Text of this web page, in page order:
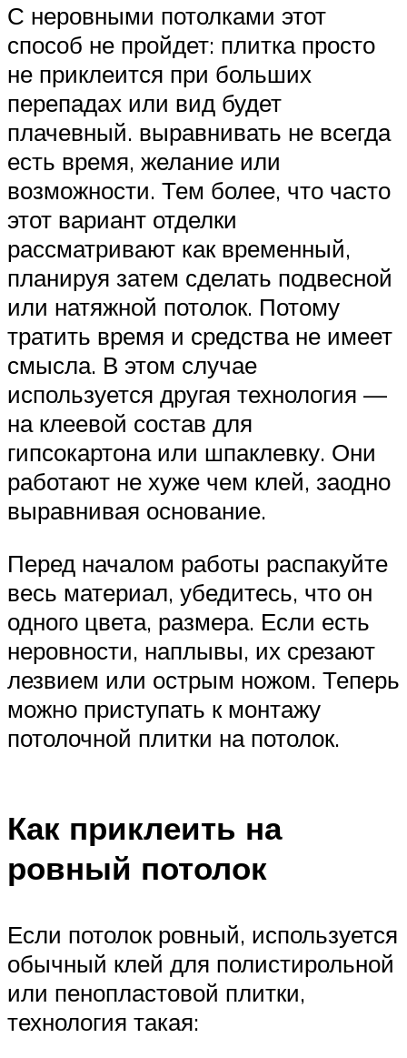
С неровными потолками этот
способ не пройдет: плитка просто
не приклеится при больших
перепадах или вид будет
плачевный. выравнивать не всегда
есть время, желание или
возможности. Тем более, что часто
этот вариант отделки
рассматривают как временный,
планируя затем сделать подвесной
или натяжной потолок. Потому
тратить время и средства не имеет
смысла. В этом случае
используется другая технология —
на клеевой состав для
гипсокартона или шпаклевку. Они
работают не хуже чем клей, заодно
выравнивая основание.
Перед началом работы распакуйте
весь материал, убедитесь, что он
одного цвета, размера. Если есть
неровности, наплывы, их срезают
лезвием или острым ножом. Теперь
можно приступать к монтажу
потолочной плитки на потолок.
Как приклеить на
ровный потолок
Если потолок ровный, используется
обычный клей для полистирольной
или пенопластовой плитки,
технология такая: